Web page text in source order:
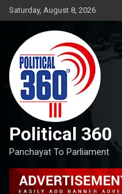
Skip
to
Saturday, August 8, 2026
Political 360
Panchayat To Parliament